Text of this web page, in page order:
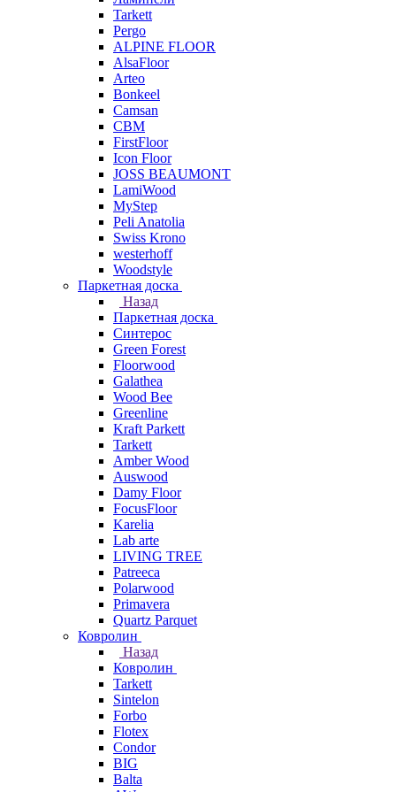
Tarkett
Pergo
ALPINE FLOOR
AlsaFloor
Arteo
Bonkeel
Camsan
CBM
FirstFloor
Icon Floor
JOSS BEAUMONT
LamiWood
MyStep
Peli Anatolia
Swiss Krono
westerhoff
Woodstyle
Паркетная доска
Назад
Паркетная доска
Синтерос
Green Forest
Floorwood
Galathea
Wood Bee
Greenline
Kraft Parkett
Tarkett
Amber Wood
Auswood
Damy Floor
FocusFloor
Karelia
Lab arte
LIVING TREE
Patreeca
Polarwood
Primavera
Quartz Parquet
Ковролин
Назад
Ковролин
Tarkett
Sintelon
Forbo
Flotex
Condor
BIG
Balta